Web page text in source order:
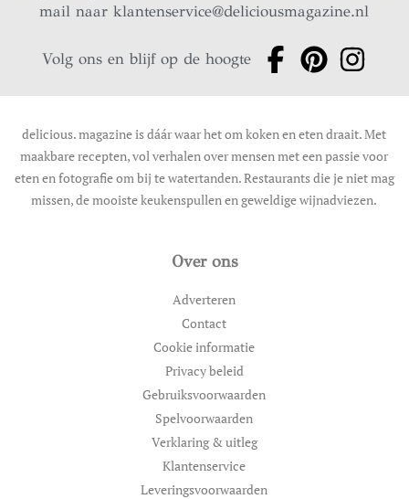
mail naarklantenservice@deliciousmagazine.nl
Volg ons en blijf op de hoogte
delicious. magazine is dáár waar het om koken en eten draait. Met
maakbare recepten, vol verhalen over mensen met een passie voor
eten en fotografie om bij te watertanden. Restaurants die je niet mag
missen, de mooiste keukenspullen en geweldige wijnadviezen.
Over ons
Adverteren
Contact
Cookie informatie
Privacy beleid
Gebruiksvoorwaarden
Spelvoorwaarden
Verklaring & uitleg
Klantenservice
Leveringsvoorwaarden